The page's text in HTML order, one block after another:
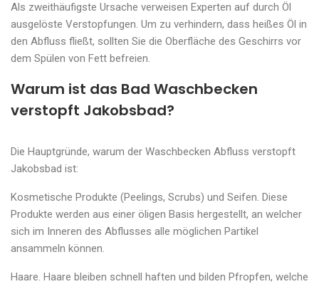
Als zweithäufigste Ursache verweisen Experten auf durch Öl
ausgelöste Verstopfungen. Um zu verhindern, dass heißes Öl in
den Abfluss fließt, sollten Sie die Oberfläche des Geschirrs vor
dem Spülen von Fett befreien.
Warum ist das Bad Waschbecken
verstopft Jakobsbad?
Die Hauptgründe, warum der Waschbecken Abfluss verstopft
Jakobsbad ist:
Kosmetische Produkte (Peelings, Scrubs) und Seifen. Diese
Produkte werden aus einer öligen Basis hergestellt, an welcher
sich im Inneren des Abflusses alle möglichen Partikel
ansammeln können.
Haare. Haare bleiben schnell haften und bilden Pfropfen, welche